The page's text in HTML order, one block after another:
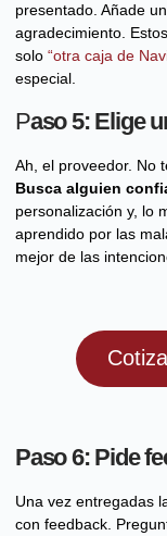
presentado. Añade
agradecimiento.
solo “otra caja de
especial.
Paso 5: Elige
Ah, el proveedor. No
Busca alguien
personalización y, lo
aprendido por las
mejor de las
Paso 6: Pide
Una vez entregadas
con feedback.